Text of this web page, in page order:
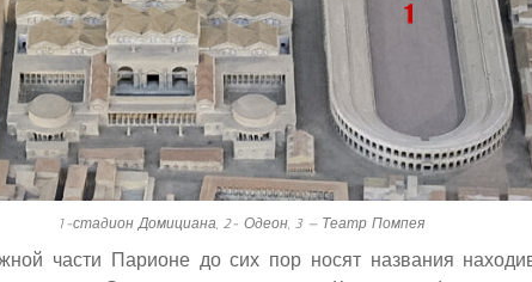
1-стадион Домициана, 2- Одеон, 3 — Театр Помпея
части Парионе до сих пор носят названия